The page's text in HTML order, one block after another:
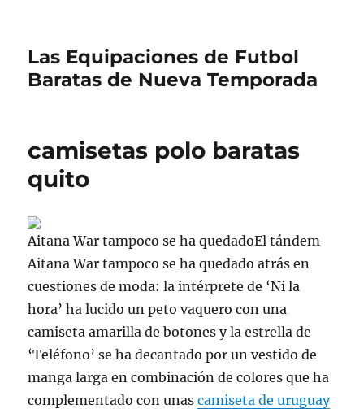
Las Equipaciones de Futbol
Baratas de Nueva Temporada
camisetas polo baratas
quito
Aitana War tampoco se ha quedadoEl tándem
Aitana War tampoco se ha quedado atrás en
cuestiones de moda: la intérprete de ‘Ni la
hora’ ha lucido un peto vaquero con una
camiseta amarilla de botones y la estrella de
‘Teléfono’ se ha decantado por un vestido de
manga larga en combinación de colores que ha
complementado con unascamiseta de uruguay